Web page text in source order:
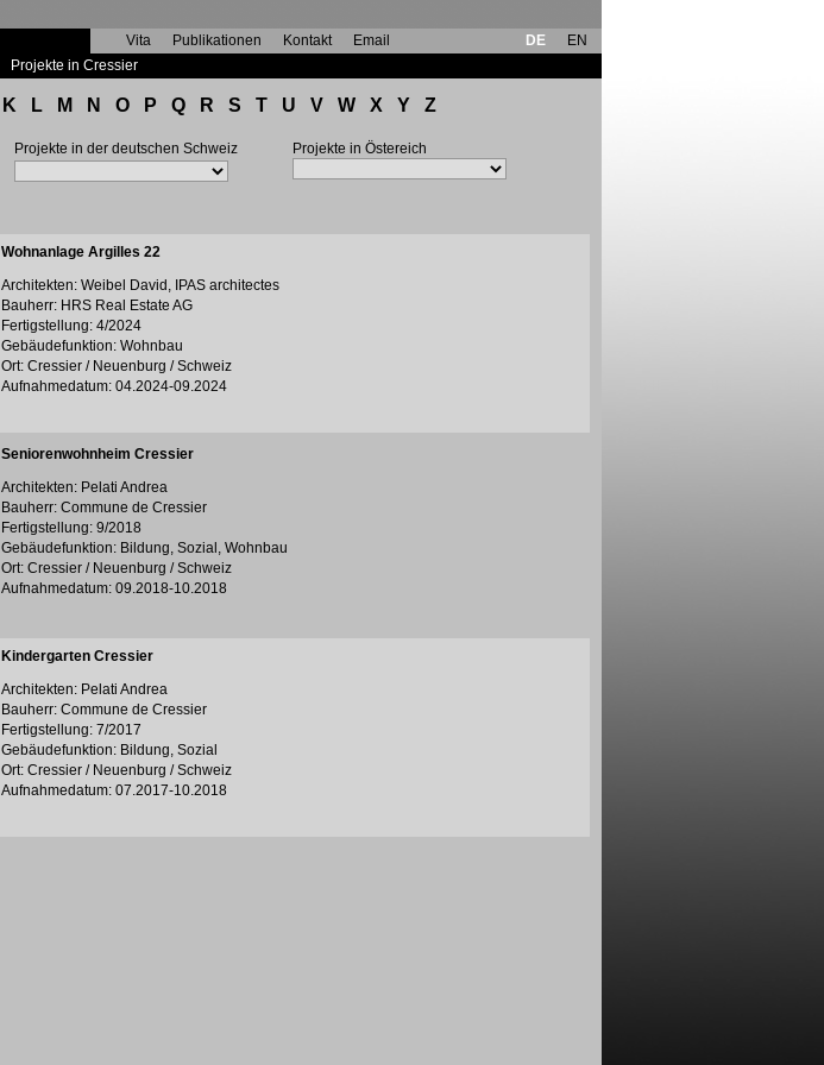
Vita Publikationen Kontakt Email DE
EN
Projekte in Cressier
K L M N O P Q R S T U V W X Y Z
Projekte in der deutschen Schweiz Projekte in Östereich
Wohnanlage Argilles 22
Architekten: Weibel David, IPAS architectes
Bauherr: HRS Real Estate AG
Fertigstellung: 4/2024
Gebäudefunktion: Wohnbau
Ort: Cressier / Neuenburg / Schweiz
Aufnahmedatum: 04.2024-09.2024
Seniorenwohnheim Cressier
Architekten: Pelati Andrea
Bauherr: Commune de Cressier
Fertigstellung: 9/2018
Gebäudefunktion: Bildung, Sozial, Wohnbau
Ort: Cressier / Neuenburg / Schweiz
Aufnahmedatum: 09.2018-10.2018
Kindergarten Cressier
Architekten: Pelati Andrea
Bauherr: Commune de Cressier
Fertigstellung: 7/2017
Gebäudefunktion: Bildung, Sozial
Ort: Cressier / Neuenburg / Schweiz
Aufnahmedatum: 07.2017-10.2018